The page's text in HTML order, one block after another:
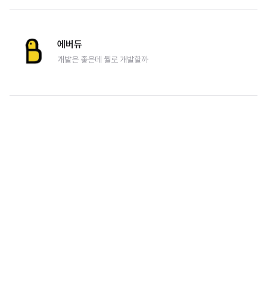
에버듀
개발은 좋은데 뭘로 개발할까